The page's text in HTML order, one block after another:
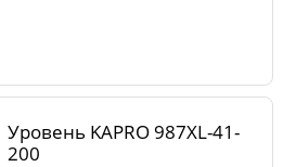
Уровень KAPRO 987XL-41-
200